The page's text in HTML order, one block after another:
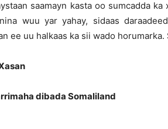
saamayn kasta oo sumcadda ka
wuu yar yahay, sidaas
ee uu halkaas ka sii wado horumarka.
dibada Somaliland